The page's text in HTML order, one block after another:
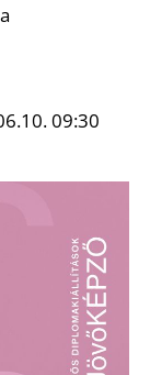
09:30